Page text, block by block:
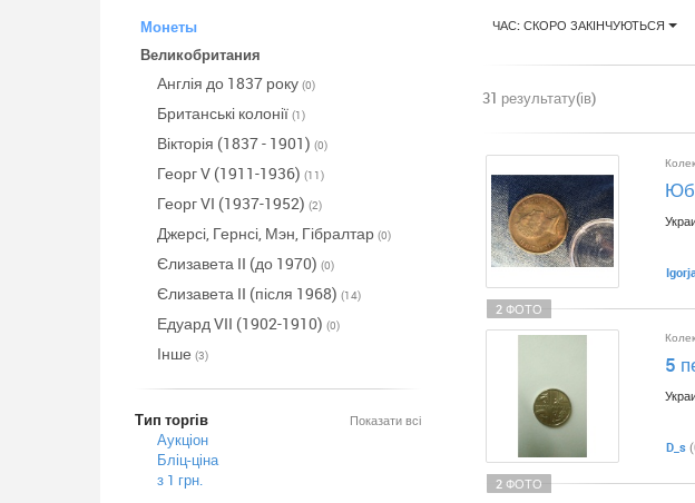
Монеты
Великобритания
Англія до 1837 року (0)
Британські колонії (1)
Вікторія (1837 - 1901) (0)
Георг V (1911-1936) (11)
Георг VI (1937-1952) (2)
Джерсі, Гернсі, Мэн, Гібралтар (0)
Єлизавета II (до 1970) (0)
Єлизавета II (після 1968) (14)
Едуард VII (1902-1910) (0)
Інше (3)
Показати всі
Тип торгів
Аукціон
Бліц-ціна
з 1 грн.
ЧАС: СКОРО ЗАКІНЧУЮТЬСЯ
31 результату(ів)
2 ФОТО
2 ФОТО
5
D_s